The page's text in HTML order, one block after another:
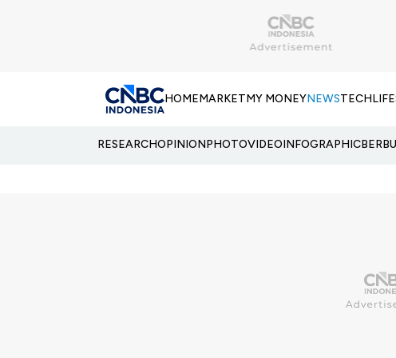
HOMEMARKETMY MONEYNEWSTECH
RESEARCHOPINIONPHOTOVIDEOINFOGRAPHIC